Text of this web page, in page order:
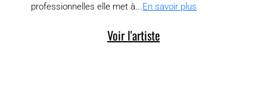
professionnelles elle met à...En savoir plus
Voir l'artiste